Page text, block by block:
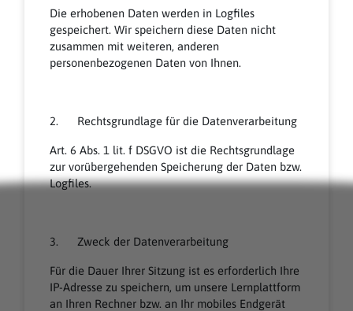
Die erhobenen Daten werden in Logfiles
gespeichert. Wir speichern diese Daten nicht
zusammen mit weiteren, anderen
personenbezogenen Daten von Ihnen.
2. Rechtsgrundlage für die Datenverarbeitung
Art. 6 Abs. 1 lit. f DSGVO ist die Rechtsgrundlage
zur vorübergehenden Speicherung der Daten bzw.
Logfiles.
3. Zweck der Datenverarbeitung
Für die Dauer Ihrer Sitzung ist es erforderlich Ihre
IP-Adresse zu speichern, um unsere Lernplattform
an Ihren Rechner bzw. an Ihr mobiles Endgerät